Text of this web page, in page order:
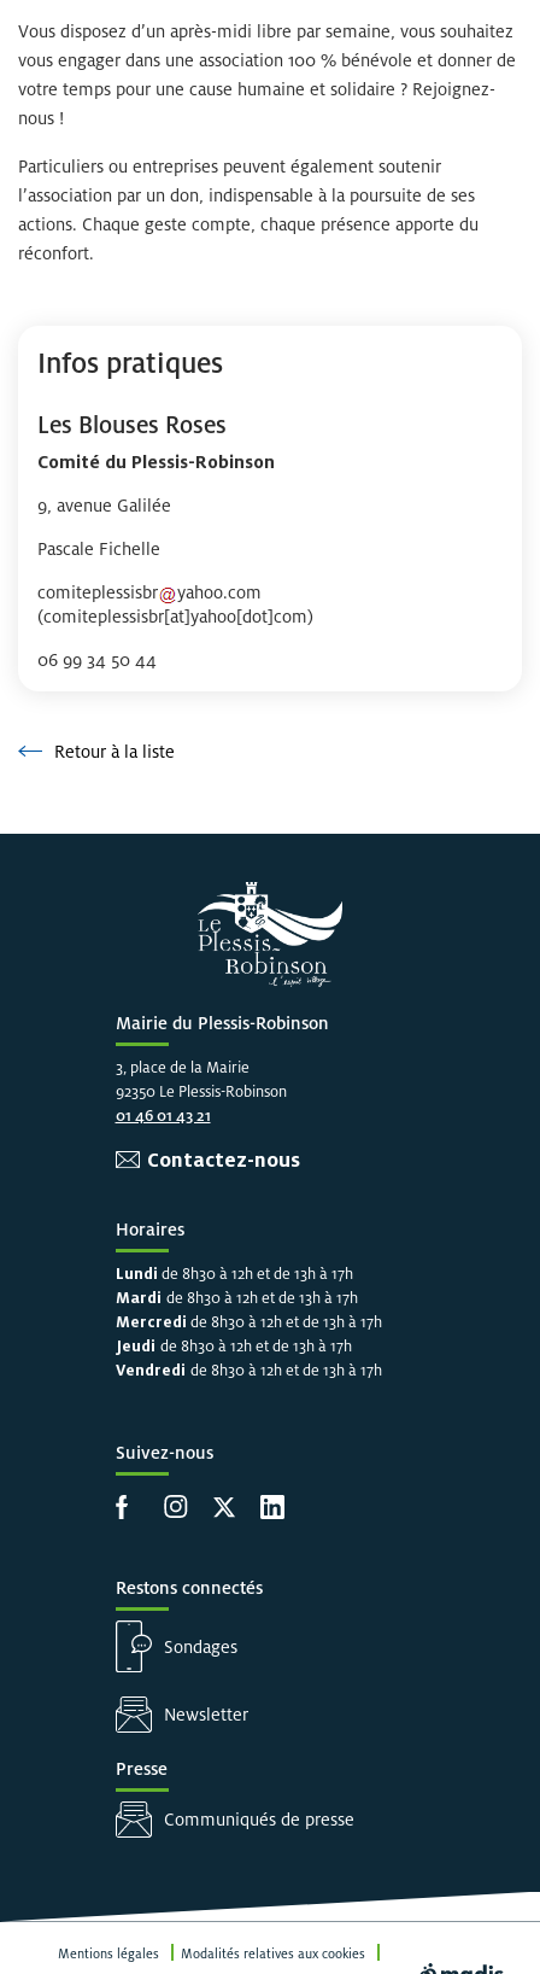
Vous disposez d’un après-midi libre par semaine, vous souhaitez
vous engager dans une association 100 % bénévole et donner de
votre temps pour une cause humaine et solidaire ? Rejoignez-
nous !
Particuliers ou entreprises peuvent également soutenir
l’association par un don, indispensable à la poursuite de ses
actions. Chaque geste compte, chaque présence apporte du
réconfort.
Infos pratiques
Les Blouses Roses
Comité du Plessis-Robinson
9, avenue Galilée
Pascale Fichelle
comiteplessisbr
yahoo.com
(comiteplessisbr[at]yahoo[dot]com)
06 99 34 50 44
Retour à la liste
Retour à la liste
Mairie du Plessis-Robinson
3, place de la Mairie
92350 Le Plessis-Robinson
01 46 01 43 21
Contactez-nous
Horaires
Lundi de 8h30 à 12h et de 13h à 17h
Mardi de 8h30 à 12h et de 13h à 17h
Mercredi de 8h30 à 12h et de 13h à 17h
Jeudi de 8h30 à 12h et de 13h à 17h
Vendredi de 8h30 à 12h et de 13h à 17h
Suivez-nous
Accéder à la page Facebook
Accéder à la page Instagram
Accéder à la page X
Accéder à LinkedIn
Restons connectés
Sondages
Newsletter
Presse
Communiqués de presse
Mentions légales Modalités relatives aux cookies